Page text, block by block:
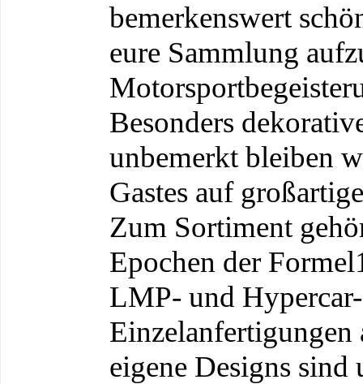
bemerkenswert
eure Sammlung
Besonders
unbemerkt bleiben
Gastes auf
Zum Sortiment
Epochen der
LMP- und
Einzelanfertigungen
eigene Designs sind